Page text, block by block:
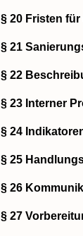
§ 20 Fristen
§ 21
§ 22
§ 23 Interner
§ 24
§ 25
§ 26
§ 27